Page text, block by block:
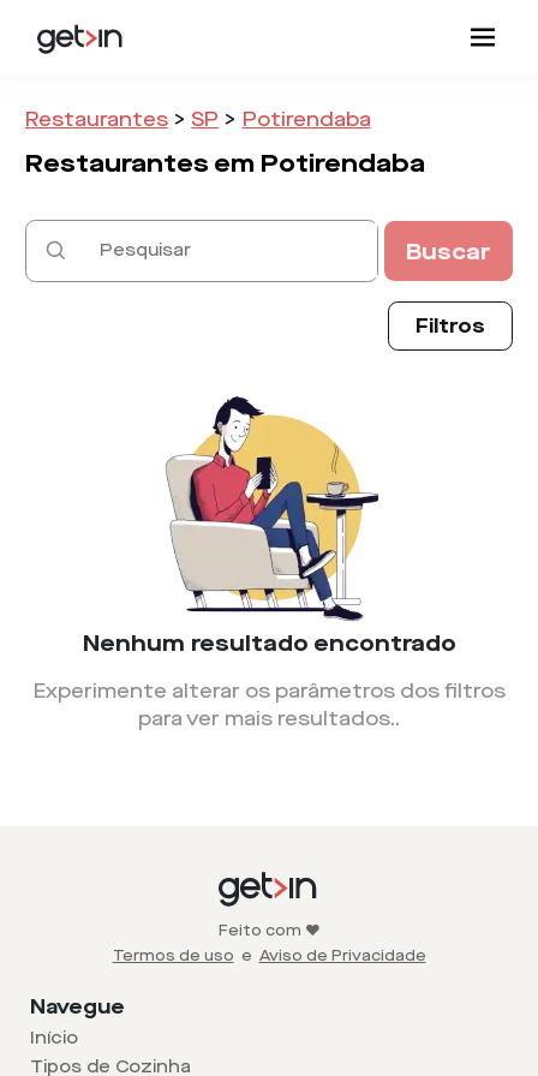
Restaurantes > SP > Potirendaba
Restaurantes em Potirendaba
Buscar
Filtros
Nenhum resultado encontrado
Experimente alterar os parâmetros dos filtros
para ver mais resultados..
Feito com ❤️
Termos de uso e Aviso de Privacidade
Navegue
Início
Tipos de Cozinha